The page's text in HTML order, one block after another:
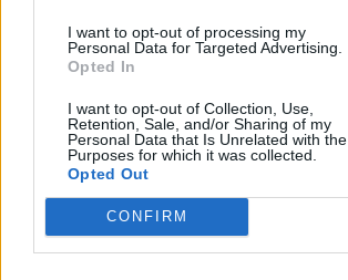
I want to opt-out of processing my
Personal Data for Targeted Advertising.
Opted In
I want to opt-out of Collection, Use,
Retention, Sale, and/or Sharing of my
Personal Data that Is Unrelated with the
Purposes for which it was collected.
Opted Out
CONFIRM